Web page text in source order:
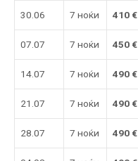
30.06 7 ноќи 410 €
07.07 7 ноќи 450 €
14.07 7 ноќи 490 €
21.07 7 ноќи 490 €
28.07 7 ноќи 490 €